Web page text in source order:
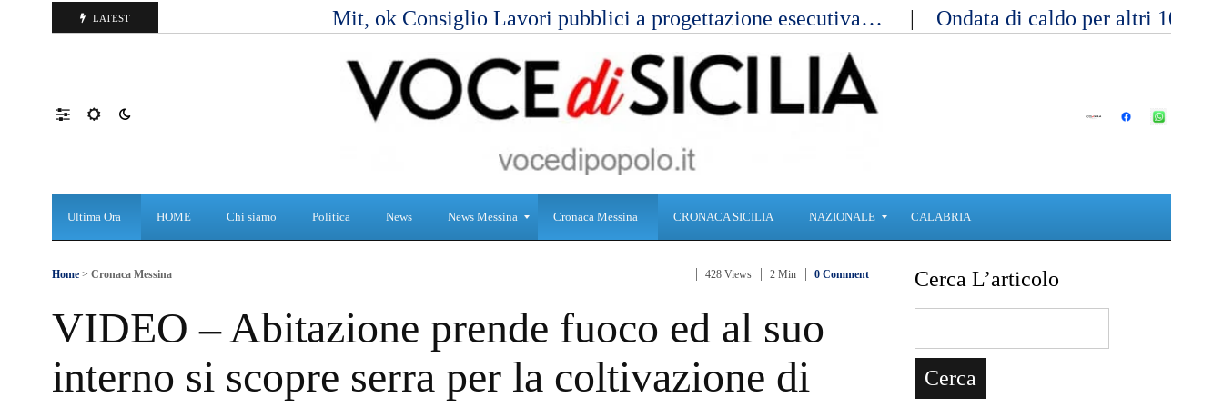
LATEST Mit, ok Consiglio Lavori pubblici a progettazione esecutiva… Ondata di caldo per altri 10
Ultima Ora HOME Chi siamo Politica News News Messina
n
i
à
Cronaca Messina CRONACA SICILIA NAZIONALE
o
n
c
a
CALABRIA
Home > Cronaca Messina 428 Views 2 Min 0 Comment
VIDEO – Abitazione prende fuoco ed al suo
interno si scopre serra per la coltivazione di
Cerca L’articolo